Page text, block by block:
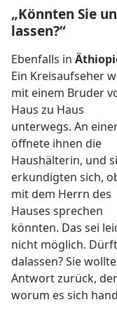
„Könnten Sie
lassen?“
Ebenfalls in
Ein Kreisaufseher
mit einem Bruder
Haus zu Haus
unterwegs. An
öffnete ihnen die
Haushälterin, und
erkundigten sich,
mit dem Herrn des
Hauses sprechen
könnten. Das sei
nicht möglich.
dalassen? Sie
Antwort zurück,
worum es sich